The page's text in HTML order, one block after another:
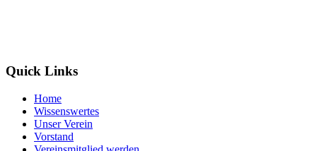
Quick Links
Home
Wissenswertes
Unser Verein
Vorstand